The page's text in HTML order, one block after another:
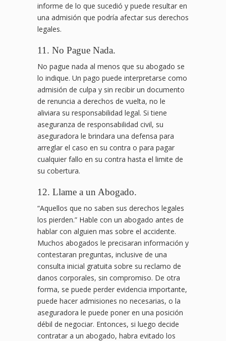
informe de lo que sucedió y puede resultar en
una admisión que podría afectar sus derechos
legales.
11. No Pague Nada.
No pague nada al menos que su abogado se
lo indique. Un pago puede interpretarse como
admisión de culpa y sin recibir un documento
de renuncia a derechos de vuelta, no le
aliviara su responsabilidad legal. Si tiene
aseguranza de responsabilidad civil, su
aseguradora le brindara una defensa para
arreglar el caso en su contra o para pagar
cualquier fallo en su contra hasta el limite de
su cobertura.
12. Llame a un Abogado.
“Aquellos que no saben sus derechos legales
los pierden.” Hable con un abogado antes de
hablar con alguien mas sobre el accidente.
Muchos abogados le precisaran información y
contestaran preguntas, inclusive de una
consulta inicial gratuita sobre su reclamo de
danos corporales, sin compromiso. De otra
forma, se puede perder evidencia importante,
puede hacer admisiones no necesarias, o la
aseguradora le puede poner en una posición
débil de negociar. Entonces, si luego decide
contratar a un abogado, habra evitado los